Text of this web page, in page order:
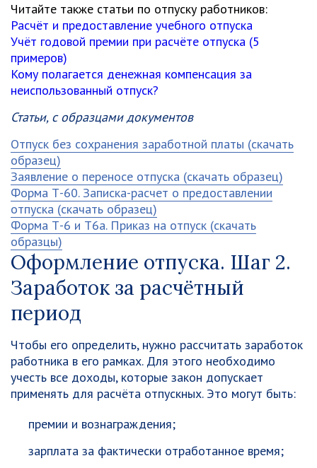
Читайте также статьи по отпуску работников:
Расчёт и предоставление учебного отпуска
Учёт годовой премии при расчёте отпуска (5
примеров)
Кому полагается денежная компенсация за
неиспользованный отпуск?
Статьи, с образцами документов
Отпуск без сохранения заработной платы (скачать
образец)
Заявление о переносе отпуска (скачать образец)
Форма Т-60. Записка-расчет о предоставлении
отпуска (скачать образец)
Форма Т-6 и Т6а. Приказ на отпуск (скачать
образцы)
Оформление отпуска. Шаг 2.
Заработок за расчётный
период
Чтобы его определить, нужно рассчитать заработок
работника в его рамках. Для этого необходимо
учесть все доходы, которые закон допускает
применять для расчёта отпускных. Это могут быть:
премии и вознаграждения;
зарплата за фактически отработанное время;